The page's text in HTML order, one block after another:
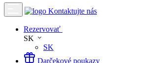
Kontaktujte nás
Rezervovať
SK
SK
Darčekové poukazy